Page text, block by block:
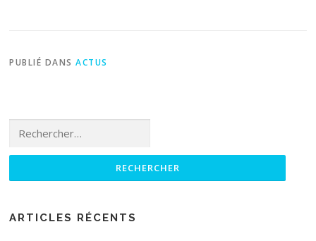
PUBLIÉ DANSACTUS
ARTICLES RÉCENTS